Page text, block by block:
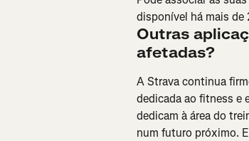
disponível há mais de
Outras
afetadas?
A Strava continua
dedicada ao fitness e
dedicam à área do
num futuro próximo.